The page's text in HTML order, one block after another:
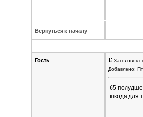
Вернуться к началу
Гость
Заголовок
Добавлено:
б5 полудше
шкода для